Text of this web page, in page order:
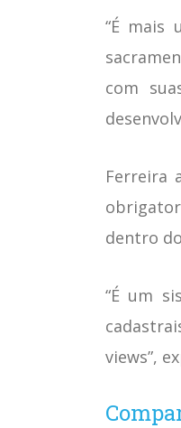
“É mais
com
Ferreira
dentro
“É um
views”,